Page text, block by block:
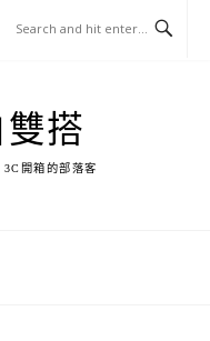
搭
開箱的部落客